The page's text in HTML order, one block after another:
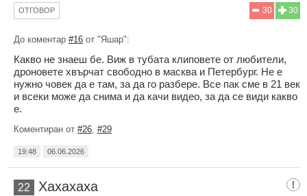
30
30
ОТГОВОР
До коментар #16 от "Яшар":
Какво не знаеш бе. Виж в тубата клиповете от любители,
дроновете хвърчат свободно в масква и Петербург. Не е
нужно човек да е там, за да го разбере. Все пак сме в 21 век
и всеки може да снима и да качи видео, за да се види какво
е.
Коментиран от #26 #29
19:48 06.06.2026
22 Хахахаха